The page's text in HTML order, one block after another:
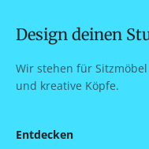
Design deinen
Wir stehen für
und kreative Köpfe.
Entdecken